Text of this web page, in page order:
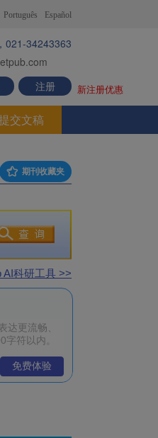
Português Español
021-34243363
注册 新注册优惠
交文稿
期刊收藏夹
AI科研工具 >>
免费体验